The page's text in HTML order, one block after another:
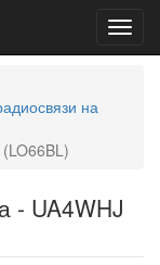
на
- UA4WHJ